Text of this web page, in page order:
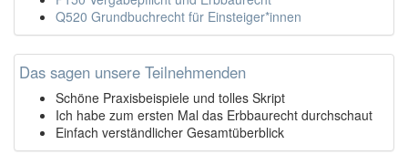
Q520 Grundbuchrecht für Einsteiger*innen
Das sagen unsere Teilnehmenden
Schöne Praxisbeispiele und tolles Skript
Ich habe zum ersten Mal das Erbbaurecht durchschaut
Einfach verständlicher Gesamtüberblick